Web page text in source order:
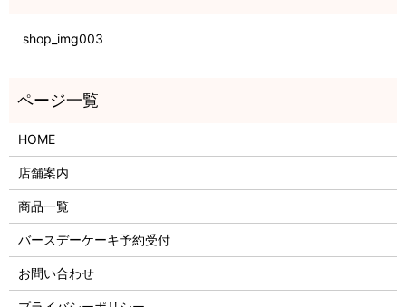
shop_img003
HOME
店舗案内
商品一覧
バースデーケーキ予約受付
お問い合わせ